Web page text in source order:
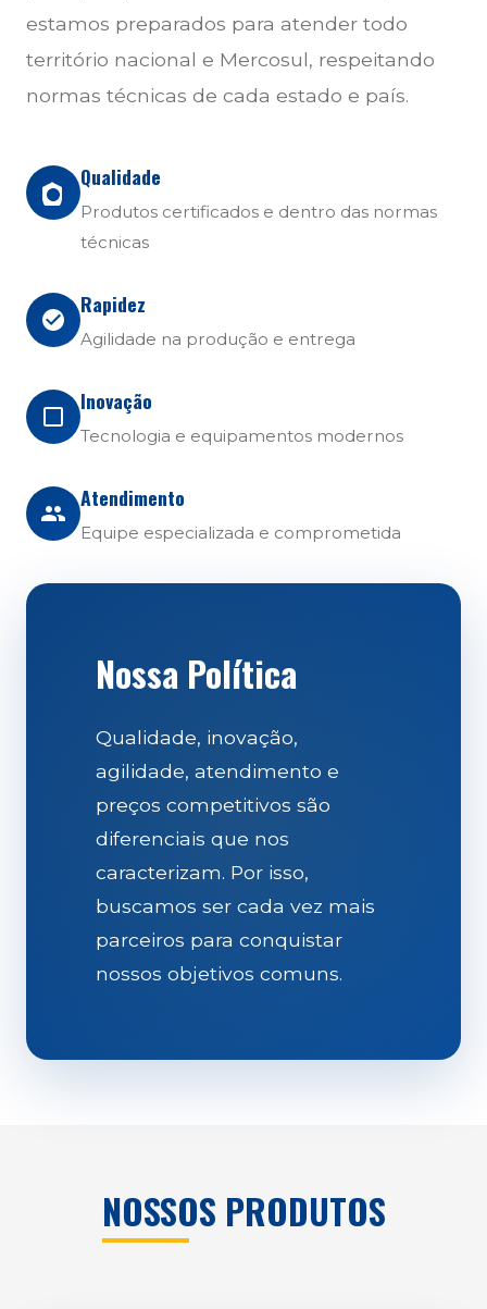
estamos preparados para atender todo
território nacional e Mercosul, respeitando
normas técnicas de cada estado e país.
Qualidade
Produtos certificados e dentro das normas
técnicas
Rapidez
Agilidade na produção e entrega
Inovação
Tecnologia e equipamentos modernos
Atendimento
Equipe especializada e comprometida
Nossa Política
Qualidade, inovação,
agilidade, atendimento e
preços competitivos são
diferenciais que nos
caracterizam. Por isso,
buscamos ser cada vez mais
parceiros para conquistar
nossos objetivos comuns.
NOSSOS PRODUTOS